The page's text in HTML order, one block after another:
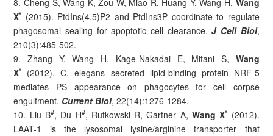
8. Cheng S, Wang K, Zou W, Miao R, Huang Y, Wang H, Wang
X* (2015). PtdIns(4,5)P2 and PtdIns3P coordinate to regulate
phagosomal sealing for apoptotic cell clearance.J Cell Biol,
210(3):485-502.
9. Zhang Y, Wang H, Kage-Nakadai E, Mitani S, Wang
X*
(2012). C. elegans secreted lipid-binding protein NRF-5
mediates PS appearance on phagocytes for cell corpse
engulfment. Current Biol, 22(14):1276-1284.
10. Liu B#, Du H#, Rutkowski R, Gartner A,Wang X* (2012).
LAAT-1 is the lysosomal lysine/arginine transporter that